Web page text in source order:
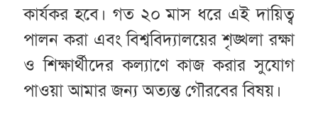
কার্যকর হবে। গত ২০ মাস ধরে এই দায়িত্ব
পালন করা এবং বিশ্ববিদ্যালয়ের শৃঙ্খলা রক্ষা
ও শিক্ষার্থীদের কল্যাণে কাজ করার সুযোগ
পাওয়া আমার জন্য অত্যন্ত গৌরবের বিষয়।